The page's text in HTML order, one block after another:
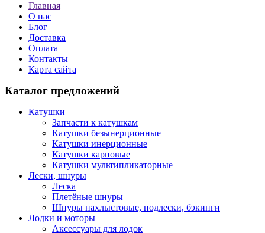
Главная
О нас
Блог
Доставка
Оплата
Контакты
Карта сайта
Каталог предложений
Катушки
Запчасти к катушкам
Катушки безынерционные
Катушки инерционные
Катушки карповые
Катушки мультипликаторные
Лески, шнуры
Леска
Плетёные шнуры
Шнуры нахлыстовые, подлески, бэкинги
Лодки и моторы
Аксессуары для лодок